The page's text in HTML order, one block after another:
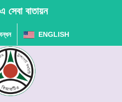
সেবা বাতায়ন
ENGLISH